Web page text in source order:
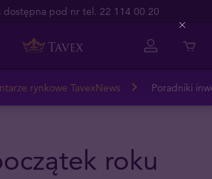
dostępna pod nr tel. 22 114 00 20
rynkowe TavexNews Poradniki
roku
Close